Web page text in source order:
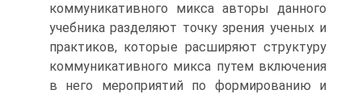
коммуникативного микса авторы данного
учебника разделяют точку зрения ученых и
практиков, которые расширяют структуру
коммуникативного микса путем включения
в него мероприятий по формированию и